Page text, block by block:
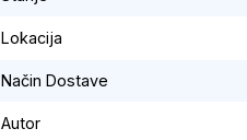
Lokacija
Način Dostave
Autor